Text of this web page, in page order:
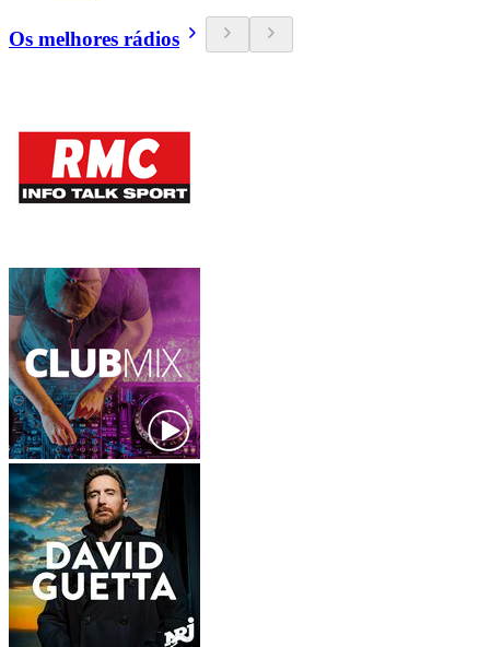
Os melhores rádios